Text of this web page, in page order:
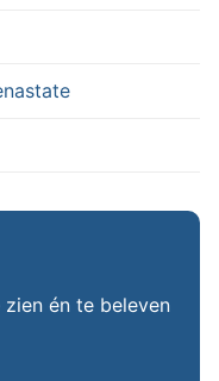
én te beleven